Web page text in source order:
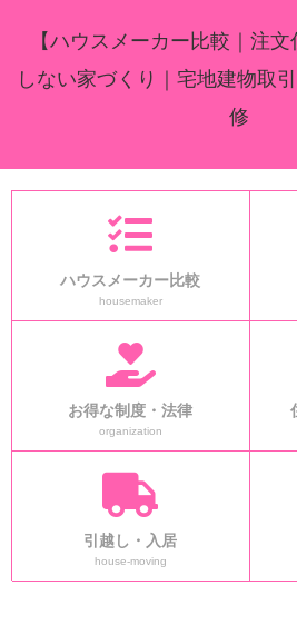
【ハウスメーカー比較｜注
しない家づくり｜宅地建物取
修
ハウスメーカー比較
housemaker
お得な制度・法律
organization
引越し・入居
house-moving